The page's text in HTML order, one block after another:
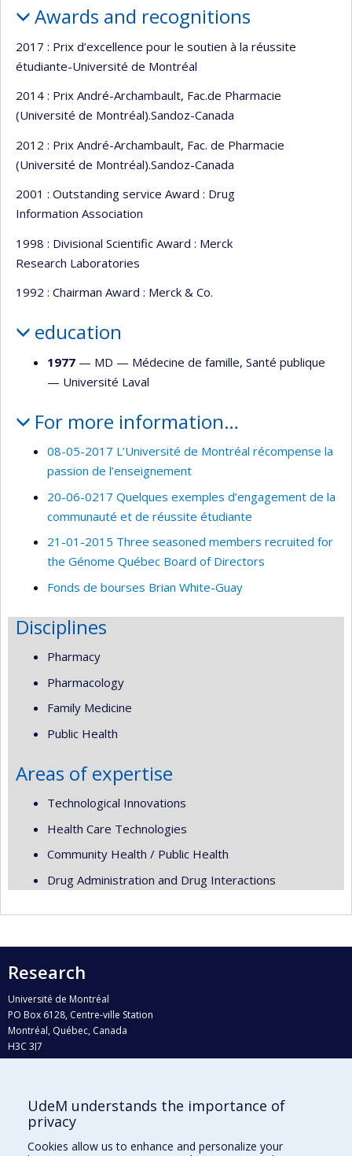
Awards and recognitions
2017 : Prix d’excellence pour le soutien à la réussite
étudiante-Université de Montréal
2014 : Prix André-Archambault, Fac.de Pharmacie
(Université de Montréal).Sandoz-Canada
2012 : Prix André-Archambault, Fac. de Pharmacie
(Université de Montréal).Sandoz-Canada
2001 : Outstanding service Award : Drug
Information Association
1998 : Divisional Scientific Award : Merck
Research Laboratories
1992 : Chairman Award : Merck & Co.
education
1977 — MD — Médecine de famille, Santé publique
— Université Laval
For more information…
08-05-2017 L’Université de Montréal récompense la
passion de l’enseignement
20-06-0217 Quelques exemples d’engagement de la
communauté et de réussite étudiante
21-01-2015 Three seasoned members recruited for
the Génome Québec Board of Directors
Fonds de bourses Brian White-Guay
Disciplines
Pharmacy
Pharmacology
Family Medicine
Public Health
Areas of expertise
Technological Innovations
Health Care Technologies
Community Health / Public Health
Drug Administration and Drug Interactions
Research
Université de Montréal
PO Box 6128, Centre-ville Station
Montréal, Québec, Canada
H3C 3J7
Who does what?
Find us
UdeM understands the importance of
privacy
Cookies allow us to enhance and personalize your